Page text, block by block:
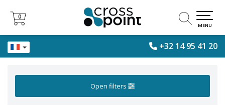
+32 14 95 41 20
0
0
MENU
Open filters